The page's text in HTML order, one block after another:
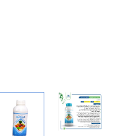
بست جرين فلورا